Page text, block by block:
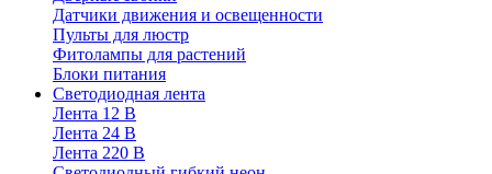
Датчики движения и освещенности
Пульты для люстр
Фитолампы для растений
Блоки питания
Светодиодная лента
Лента 12 В
Лента 24 В
Лента 220 В